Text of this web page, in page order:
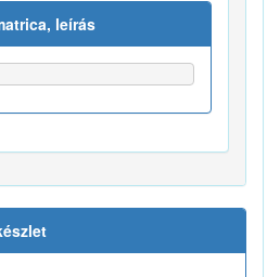
leírás